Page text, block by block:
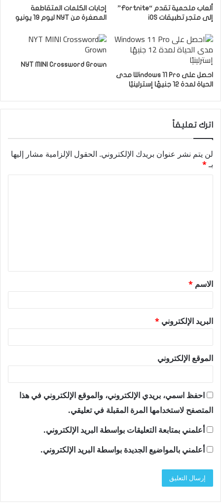
ألعاب ملحمية تقدم “Fortnite”
إلى متجر تطبيقات iOS
إجابات الكلمات المتقاطعة
المصغرة من NYT ليوم 19 يونيو
احصل على Windows 11 Pro مدى
الحياة لمدة 12 جنيهًا إسترلينيًا
NYT MINI Crossword Grown
اترك تعليقاً
لن يتم نشر عنوان بريدك الإلكتروني. الحقول الإلزامية مشار إليها
بـ*
ق
*
الاسم *
البريد الإلكتروني *
الموقع الإلكتروني
احفظ اسمي، بريدي الإلكتروني، والموقع الإلكتروني في هذا
المتصفح لاستخدامها المرة المقبلة في تعليقي.
أعلمني بمتابعة التعليقات بواسطة البريد الإلكتروني.
أعلمني بالمواضيع الجديدة بواسطة البريد الإلكتروني.